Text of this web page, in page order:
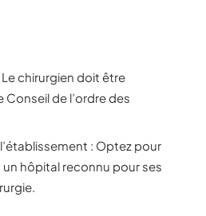
chirurgien doit être
Conseil de l’ordre des
: Optez pour
un hôpital reconnu pour ses